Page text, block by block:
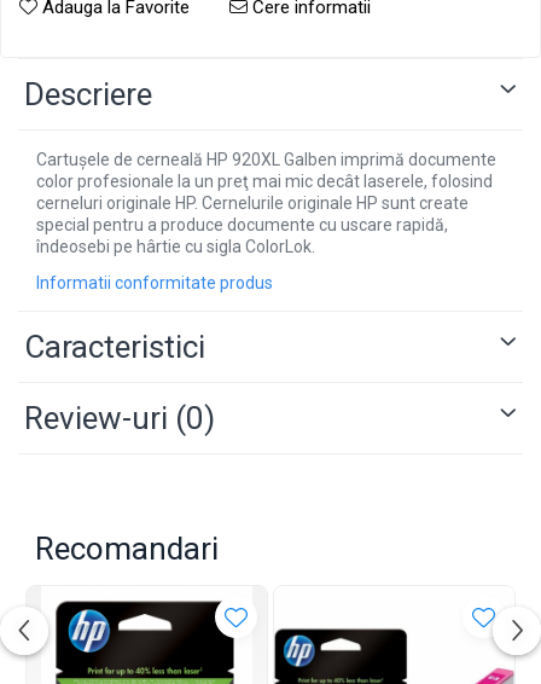
Adauga la Favorite Cere informatii
Descriere
Cartuşele de cerneală HP 920XL Galben imprimă documente
color profesionale la un preţ mai mic decât laserele, folosind
cerneluri originale HP. Cernelurile originale HP sunt create
special pentru a produce documente cu uscare rapidă,
îndeosebi pe hârtie cu sigla ColorLok.
Informatii conformitate produs
Caracteristici
Review-uri (0)
Recomandari